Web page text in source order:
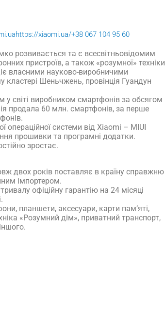
https://xiaomi.ua/+38 067 104 95 60
розвивається та є всесвітньовідомим
пристроїв, а також «розумної» техніки
власними науково-виробничими
кластері Шеньчжень, провінція Гуандун
світі виробником смартфонів за обсягом
продала 60 млн. смартфонів, за перше
операційної системи від Xiaomi – MIUI
прошивки та програмні додатки.
зростає.
двох років поставляє в країну справжню
імпортером.
офіційну гарантію на 24 місяці
планшети, аксесуари, карти пам’яті,
«Розумний дім», приватний транспорт,